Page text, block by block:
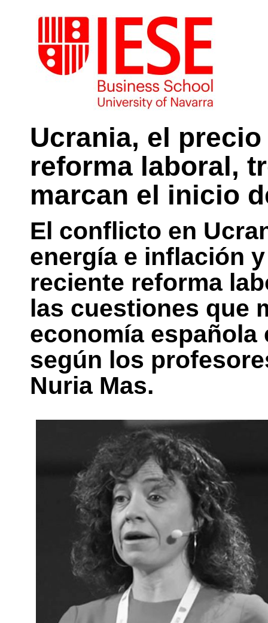
Ucrania, el
reforma laboral,
marcan el inicio
El conflicto en
energía e inflación
reciente reforma
las cuestiones que
economía
según los
Nuria Mas.